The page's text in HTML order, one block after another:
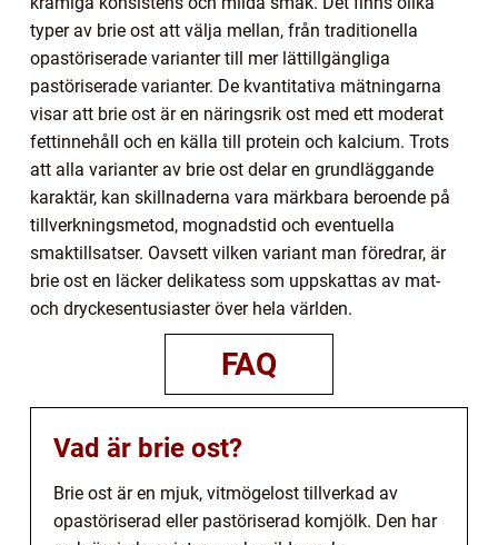
typer av brie ost att välja mellan, från traditionella
opastöriserade varianter till mer lättillgängliga
pastöriserade varianter. De kvantitativa mätningarna
visar att brie ost är en näringsrik ost med ett moderat
fettinnehåll och en källa till protein och kalcium. Trots
att alla varianter av brie ost delar en grundläggande
karaktär, kan skillnaderna vara märkbara beroende på
tillverkningsmetod, mognadstid och eventuella
smaktillsatser. Oavsett vilken variant man föredrar, är
brie ost en läcker delikatess som uppskattas av mat-
och dryckesentusiaster över hela världen.
FAQ
Vad är brie ost?
Brie ost är en mjuk, vitmögelost tillverkad av
opastöriserad eller pastöriserad komjölk. Den har